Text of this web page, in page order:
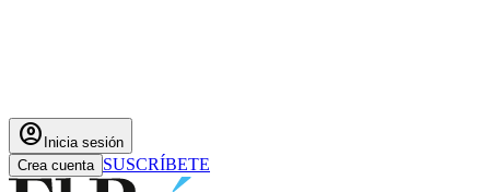
account_circle Inicia sesión
Crea cuenta SUSCRÍBETE